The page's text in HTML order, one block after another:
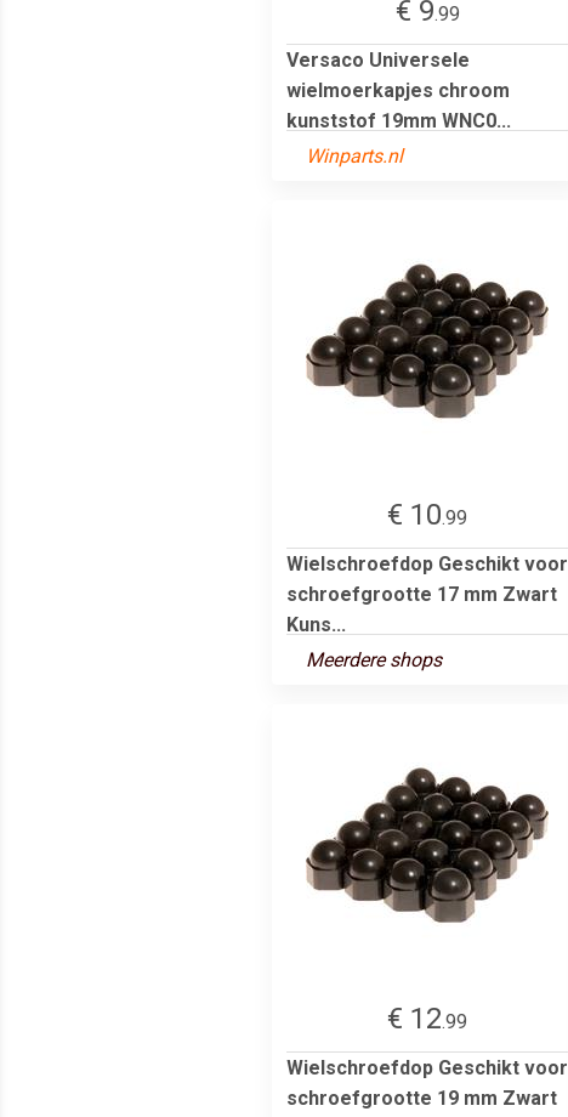
€ 9.99
Versaco Universele
wielmoerkapjes chroom
kunststof 19mm WNC0...
Winparts.nl
€ 10.99
Wielschroefdop Geschikt voor
schroefgrootte 17 mm Zwart
Kuns...
Meerdere shops
€ 12.99
Wielschroefdop Geschikt voor
schroefgrootte 19 mm Zwart